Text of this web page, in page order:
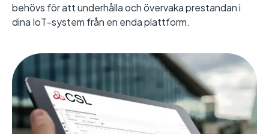
behövs för att underhålla och övervaka prestandan i
dina IoT-system från en enda plattform.